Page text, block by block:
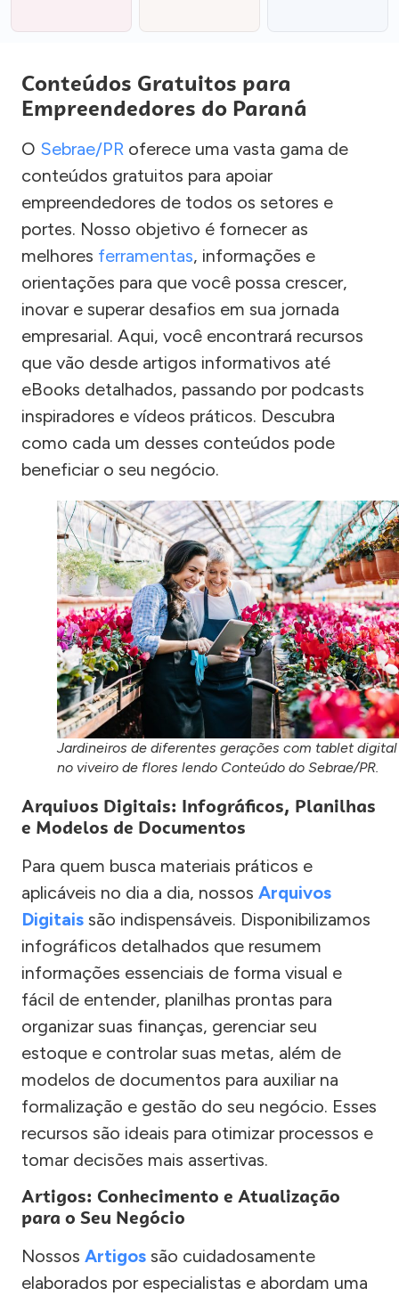
Conteúdos Gratuitos para
Empreendedores do Paraná
O Sebrae/PR oferece uma vasta gama de
conteúdos gratuitos para apoiar
empreendedores de todos os setores e
portes. Nosso objetivo é fornecer as
melhores ferramentas, informações e
orientações para que você possa crescer,
inovar e superar desafios em sua jornada
empresarial. Aqui, você encontrará recursos
que vão desde artigos informativos até
eBooks detalhados, passando por podcasts
inspiradores e vídeos práticos. Descubra
como cada um desses conteúdos pode
beneficiar o seu negócio.
Jardineiros de diferentes gerações com tablet digital
no viveiro de flores lendo Conteúdo do Sebrae/PR.
Arquivos Digitais: Infográficos, Planilhas
e Modelos de Documentos
Para quem busca materiais práticos e
aplicáveis no dia a dia, nossos Arquivos
Digitais são indispensáveis. Disponibilizamos
infográficos detalhados que resumem
informações essenciais de forma visual e
fácil de entender, planilhas prontas para
organizar suas finanças, gerenciar seu
estoque e controlar suas metas, além de
modelos de documentos para auxiliar na
formalização e gestão do seu negócio. Esses
recursos são ideais para otimizar processos e
tomar decisões mais assertivas.
Artigos: Conhecimento e Atualização
para o Seu Negócio
Nossos Artigos são cuidadosamente
elaborados por especialistas e abordam uma